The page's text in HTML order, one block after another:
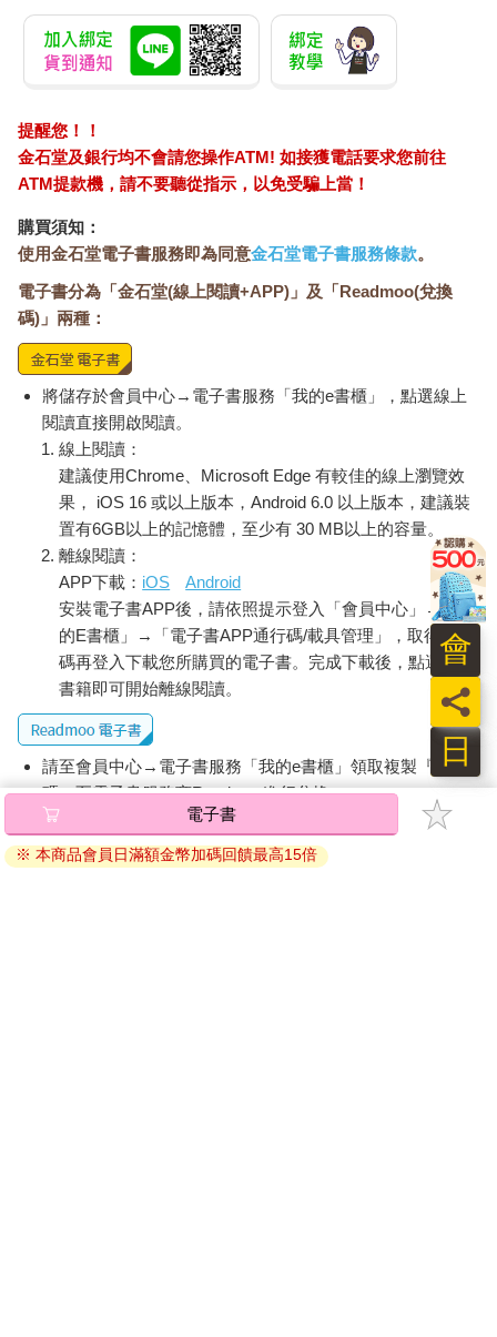
提醒您！！
金石堂及銀行均不會請您操作ATM! 如接獲電話要求您前往
ATM提款機，請不要聽從指示，以免受騙上當！
購買須知：
使用金石堂電子書服務即為同意金石堂電子書服務條款。
電子書分為「金石堂(線上閱讀+APP)」及「Readmoo(兌換
碼)」兩種：
將儲存於會員中心→電子書服務「我的e書櫃」，點選線上
閱讀直接開啟閱讀。
線上閱讀：
建議使用Chrome、Microsoft Edge 有較佳的線上瀏覽效
果， iOS 16 或以上版本，Android 6.0 以上版本，建議裝
置有6GB以上的記憶體，至少有 30 MB以上的容量。
離線閱讀：
APP下載： iOS
Android
安裝電子書APP後，請依照提示登入「會員中心」→「我
的E書櫃」→「電子書APP通行碼/載具管理」，取得通行
碼再登入下載您所購買的電子書。完成下載後，點選任一
書籍即可開始離線閱讀。
請至會員中心→電子書服務「我的e書櫃」領取複製『兌換
碼』至電子書服務商Readmoo進行兌換。
退換貨須知：
因版權保護，您在金石堂所購買的電子書僅能以金石堂專屬
電子書
※ 本商品會員日滿額金幣加碼回饋最高15倍
日
員
會